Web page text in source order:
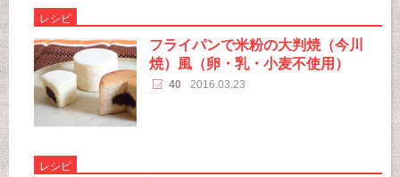
レシピ
フライパンで米粉の大判焼（今川
焼）風（卵・乳・小麦不使用）
40 2016.03.23
レシピ